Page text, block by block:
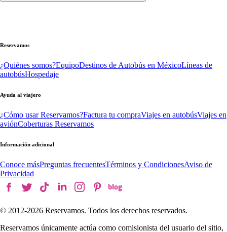
Reservamos
¿Quiénes somos?EquipoDestinos de Autobús en MéxicoLíneas de
autobúsHospedaje
Ayuda al viajero
¿Cómo usar Reservamos?Factura tu compraViajes en autobúsViajes en
aviónCoberturas Reservamos
Información adicional
Conoce másPreguntas frecuentesTérminos y CondicionesAviso de
Privacidad
© 2012-2026 Reservamos. Todos los derechos reservados.
Reservamos únicamente actúa como comisionista del usuario del sitio,